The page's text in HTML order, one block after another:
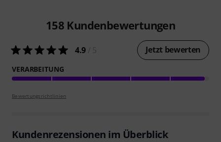
158 Kundenbewertungen
4.9 Jetzt bewerten
VERARBEITUNG
Bewertungsrichtlinien
Kundenrezensionen im Überblick